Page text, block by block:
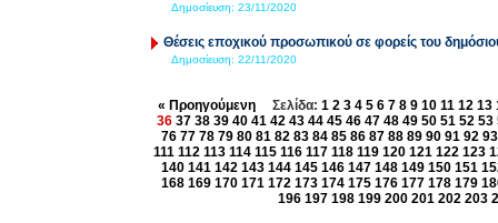
Δημοσίευση: 23/11/2020
Θέσεις εποχικού προσωπικού σε φορείς του
Δημοσίευση: 22/11/2020
« ΠροηγούμενηΣελίδα: 1 2 3 4 5 6 7 8 9 10 11 12 13
36 37 38 39 40 41 42 43 44 45 46 47 48 49 50 51 52 53
76 77 78 79 80 81 82 83 84 85 86 87 88 89 90 91 92 93
111 112 113 114 115 116 117 118 119 120 121 122 123
140 141 142 143 144 145 146 147 148 149 150 151
168 169 170 171 172 173 174 175 176 177 178 179
196 197 198 199 200 201 202 203